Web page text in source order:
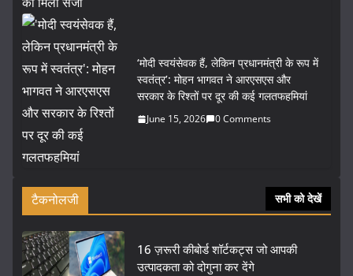
‘मोदी स्वयंसेवक हैं, लेकिन प्रधानमंत्री के रूप में
स्वतंत्र’: मोहन भागवत ने आरएसएस और
सरकार के रिश्तों पर दूर की कई गलतफहमियां
June 15, 2026 0 Comments
टैकनोलजी सभी को देखें
16 ज़रूरी कीबोर्ड शॉर्टकट्स जो आपकी
उत्पादकता को दोगुना कर देंगे